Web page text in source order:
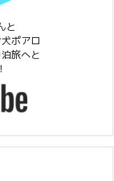
と
ポアロ
旅へと